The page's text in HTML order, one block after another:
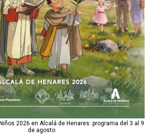
2026 en Alcalá de Henares: programa del 3 al 9
de agosto